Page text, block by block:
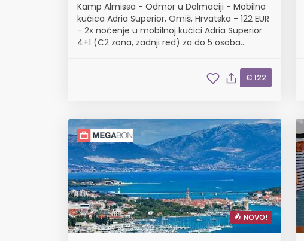
Kamp Almissa - Odmor u Dalmaciji - Mobilna
kućica Adria Superior, Omiš, Hrvatska - 122 EUR
- 2x noćenje u mobilnoj kućici Adria Superior
4+1 (C2 zona, zadnji red) za do 5 osoba
€ 122
NOVO!